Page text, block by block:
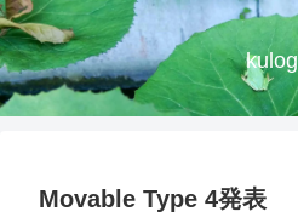
kulog
Movable Type 4発表